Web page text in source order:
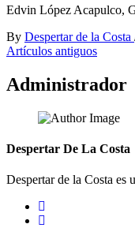
Edvin López Acapulco,
By Despertar de la Costa
Navegación
de
entradas
Artículos antiguos
Administrador
Despertar De La Costa
Despertar de la Costa es